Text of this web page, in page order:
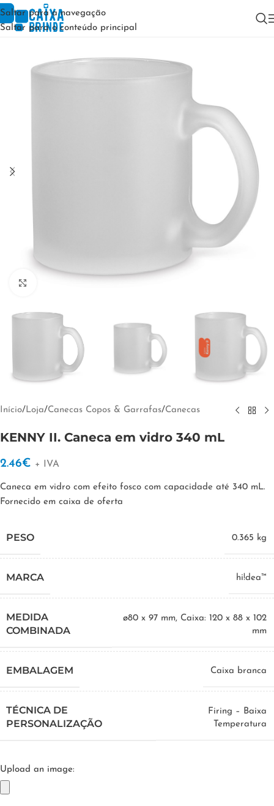
Saltar para a navegação
Saltar para o conteúdo principal
Início/Loja/Canecas Copos & Garrafas/Canecas
KENNY II. Caneca em vidro 340 mL
2.46€ + IVA
Caneca em vidro com efeito fosco com capacidade até 340 mL.
Fornecido em caixa de oferta
PESO 0.365 kg
MARCA hi!dea™
MEDIDA
COMBINADA
ø80 x 97 mm, Caixa: 120 x 88 x 102
mm
EMBALAGEM Caixa branca
TÉCNICA DE
PERSONALIZAÇÃO
Firing – Baixa
Temperatura
Upload an image: